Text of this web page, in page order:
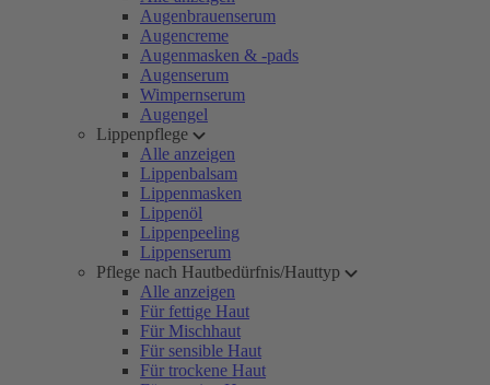
Augenbrauenserum
Augencreme
Augenmasken & -pads
Augenserum
Wimpernserum
Augengel
Lippenpflege
Alle anzeigen
Lippenbalsam
Lippenmasken
Lippenöl
Lippenpeeling
Lippenserum
Pflege nach Hautbedürfnis/Hauttyp
Alle anzeigen
Für fettige Haut
Für Mischhaut
Für sensible Haut
Für trockene Haut